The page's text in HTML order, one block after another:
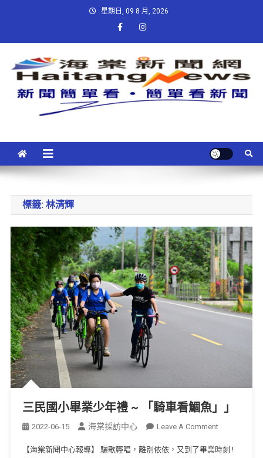
星期日, 09 8 月, 2026
標籤: 林清輝
三民國小畢業少年禮 ~ 「騎車看鯝魚」」
2022-06-15 海棠採訪中心 Leave A Comment
【海棠新聞中心報導】 驪歌輕唱，離別依依，又到了畢業時刻 !